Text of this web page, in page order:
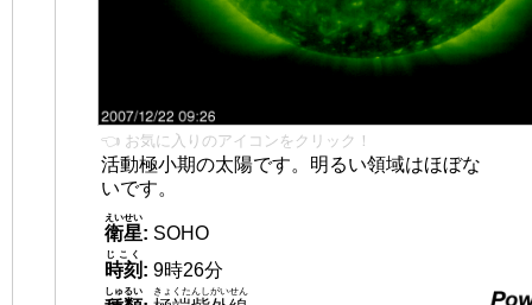
👈 お気に入りのアイコンをクリック！
活動極小期の太陽です。明るい領域はほぼな
いです。
衛星
えいせい
: SOHO
時刻
じこく
: 9時26分
しゅるい きょくたんしがいせん